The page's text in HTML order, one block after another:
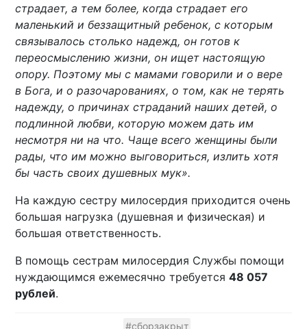
страдает, а тем более, когда страдает его
маленький и беззащитный ребенок, с которым
связывалось столько надежд, он готов к
переосмыслению жизни, он ищет настоящую
опору. Поэтому мы с мамами говорили и о вере
в Бога, и о разочарованиях, о том, как не терять
надежду, о причинах страданий наших детей, о
подлинной любви, которую можем дать им
несмотря ни на что. Чаще всего женщины были
рады, что им можно выговориться, излить хотя
бы часть своих душевных мук».
На каждую сестру милосердия приходится очень
большая нагрузка (душевная и физическая) и
большая ответственность.
В помощь сестрам милосердия Службы помощи
нуждающимся ежемесячно требуется48 057
рублей.
#сборзакрыт